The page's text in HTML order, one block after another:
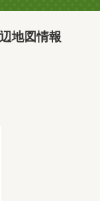
地図情報